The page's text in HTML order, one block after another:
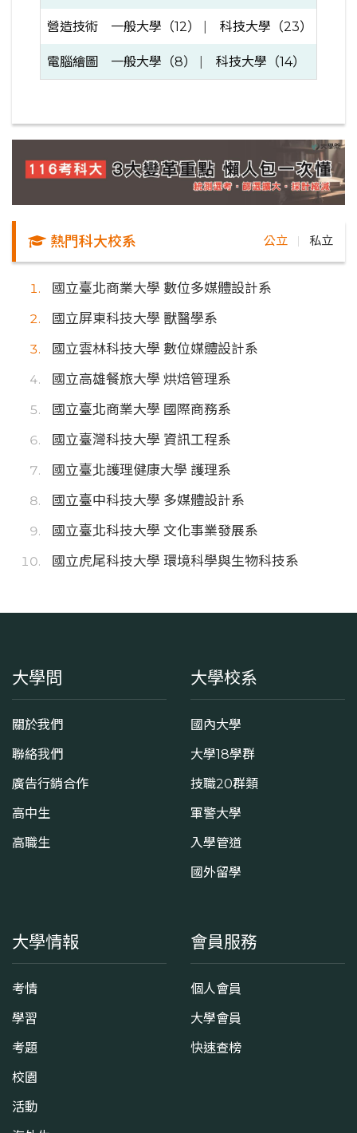
營造技術 一般大學（12） | 科技大學（23）
電腦繪圖 一般大學（8） | 科技大學（14）
熱門科大校系 公立 私立
國立臺北商業大學 數位多媒體設計系
國立屏東科技大學 獸醫學系
國立雲林科技大學 數位媒體設計系
國立高雄餐旅大學 烘焙管理系
國立臺北商業大學 國際商務系
國立臺灣科技大學 資訊工程系
國立臺北護理健康大學 護理系
國立臺中科技大學 多媒體設計系
國立臺北科技大學 文化事業發展系
國立虎尾科技大學 環境科學與生物科技系
大學問
關於我們
聯絡我們
廣告行銷合作
高中生
高職生
大學校系
國內大學
大學18學群
技職20群類
軍警大學
入學管道
國外留學
大學情報
考情
學習
考題
校園
活動
會員服務
個人會員
大學會員
快速查榜